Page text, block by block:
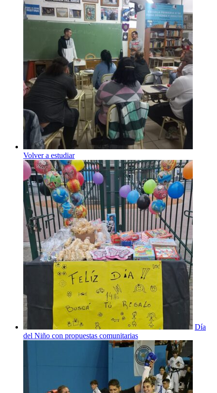
Volver a estudiar
Día
del Niño con propuestas comunitarias